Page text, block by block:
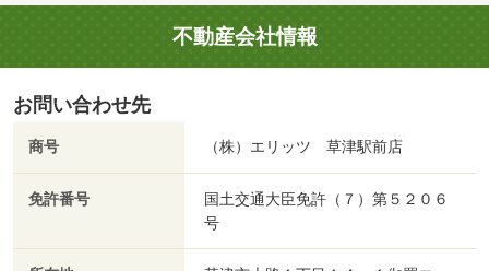
不動産会社情報
お問い合わせ先
商号 （株）エリッツ 草津駅前店
免許番号
国土交通大臣免許（７）第５２０６
号